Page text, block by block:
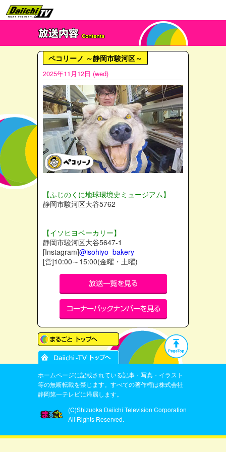
ペコリーノ ～静岡市駿河区～
2025年11月12日 (wed)
【ふじのくに地球環境史ミュージアム】
静岡市駿河区大谷5762
【イソヒヨベーカリー】
静岡市駿河区大谷5647-1
[Instagram]@isohiyo_bakery
[営]10:00～15:00(金曜・土曜)
ホームページに記載されている記事・写真・イラスト
等の無断転載を禁じます。すべての著作権は株式会社
静岡第一テレビに帰属します。
(C)Shizuoka Daiichi Television Corporation
All Rights Reserved.